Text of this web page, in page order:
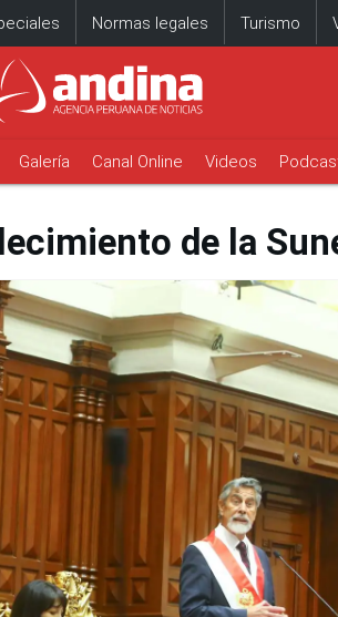
Normas legales Turismo
Galería Canal Online Videos
de la